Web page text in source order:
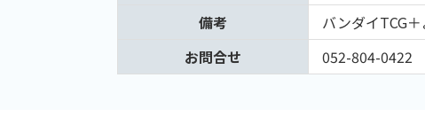
備考
バンダイTCG
お問合せ
052-804-0422